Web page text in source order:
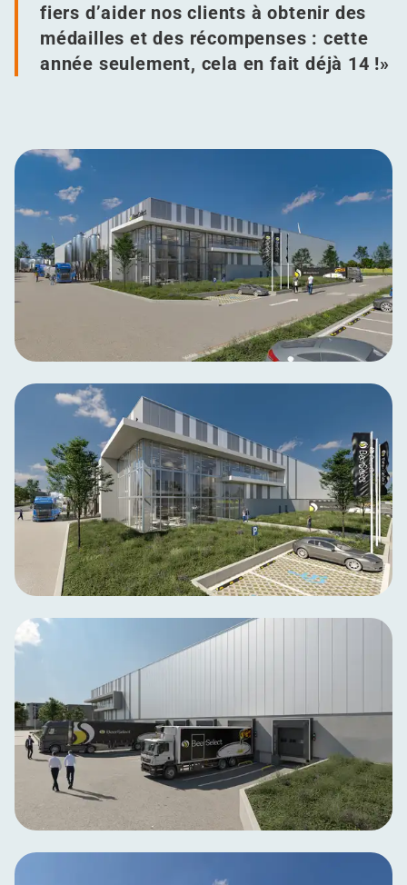
fiers d’aider nos clients à obtenir des
médailles et des récompenses : cette
année seulement, cela en fait déjà 14 !»